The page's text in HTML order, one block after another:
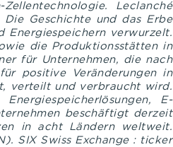
Leclanché
Geschichte und das Erbe
Energiespeichern verwurzelt.
die Produktionsstätten in
für Unternehmen, die nach
positive Veränderungen in
verteilt und verbraucht wird.
E-
beschäftigt derzeit
in acht Ländern weltweit.
SIX Swiss Exchange : ticker